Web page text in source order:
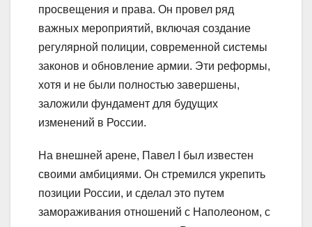
просвещения и права. Он провел ряд
важных мероприятий, включая создание
регулярной полиции, современной системы
законов и обновление армии. Эти реформы,
хотя и не были полностью завершены,
заложили фундамент для будущих
изменений в России.
На внешней арене, Павел I был известен
своими амбициями. Он стремился укрепить
позиции России, и сделал это путем
замораживания отношений с Наполеоном, с